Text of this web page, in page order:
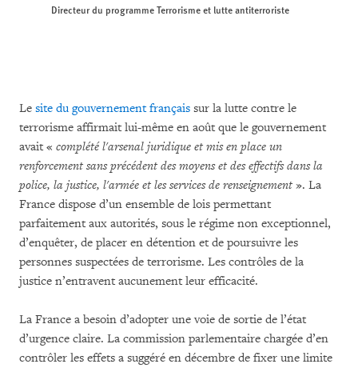
Directeur du programme Terrorisme et lutte antiterroriste
Le site du gouvernement français sur la lutte contre le
terrorisme affirmait lui-même en août que le gouvernement
avait « complété l'arsenal juridique et mis en place un
renforcement sans précédent des moyens et des effectifs dans la
police, la justice, l'armée et les services de renseignement ». La
France dispose d’un ensemble de lois permettant
parfaitement aux autorités, sous le régime non exceptionnel,
d’enquêter, de placer en détention et de poursuivre les
personnes suspectées de terrorisme. Les contrôles de la
justice n’entravent aucunement leur efficacité.
La France a besoin d’adopter une voie de sortie de l’état
d’urgence claire. La commission parlementaire chargée d’en
contrôler les effets a suggéré en décembre de fixer une limite